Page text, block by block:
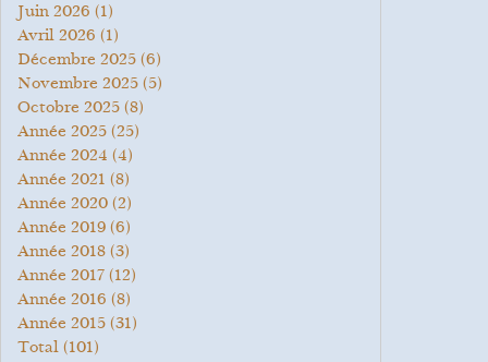
juin 2026 (1)
avril 2026 (1)
décembre 2025(6)
novembre 2025(5)
octobre 2025(8)
année 2025(25)
année 2024 (4)
année 2021 (8)
année 2020(2)
année 2019(6)
année 2018(3)
année 2017(12)
année 2016 (8)
année 2015(31)
total(101)